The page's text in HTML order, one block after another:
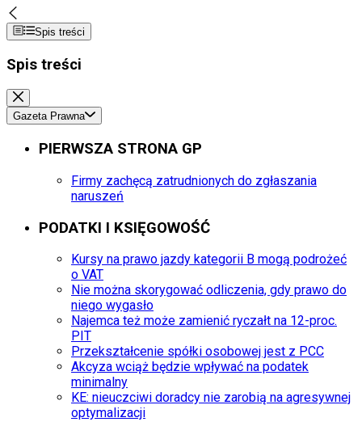
Spis treści
Spis treści
Gazeta Prawna
PIERWSZA STRONA GP
Firmy zachęcą zatrudnionych do zgłaszania
naruszeń
PODATKI I KSIĘGOWOŚĆ
Kursy na prawo jazdy kategorii B mogą podrożeć
o VAT
Nie można skorygować odliczenia, gdy prawo do
niego wygasło
Najemca też może zamienić ryczałt na 12-proc.
PIT
Przekształcenie spółki osobowej jest z PCC
Akcyza wciąż będzie wpływać na podatek
minimalny
KE: nieuczciwi doradcy nie zarobią na agresywnej
optymalizacji